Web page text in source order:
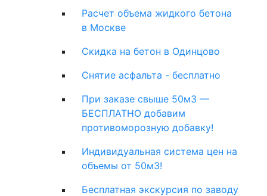
Расчет объема жидкого бетона
в Москве
Скидка на бетон в Одинцово
Снятие асфальта - бесплатно
При заказе свыше 50м3 —
БЕСПЛАТНО добавим
противоморозную добавку!
Индивидуальная система цен на
объемы от 50м3!
Бесплатная экскурсия по заводу